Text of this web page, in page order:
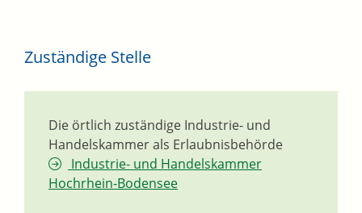
Zuständige Stelle
Die örtlich zuständige Industrie- und
Handelskammer als Erlaubnisbehörde
Industrie- und Handelskammer
Hochrhein-Bodensee